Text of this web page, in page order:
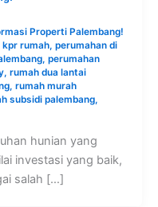
Properti Palembang!
kpr rumah, perumahan di
, perumahan
, rumah dua lantai
, rumah murah
subsidi palembang,
hunian yang
investasi yang baik,
salah […]